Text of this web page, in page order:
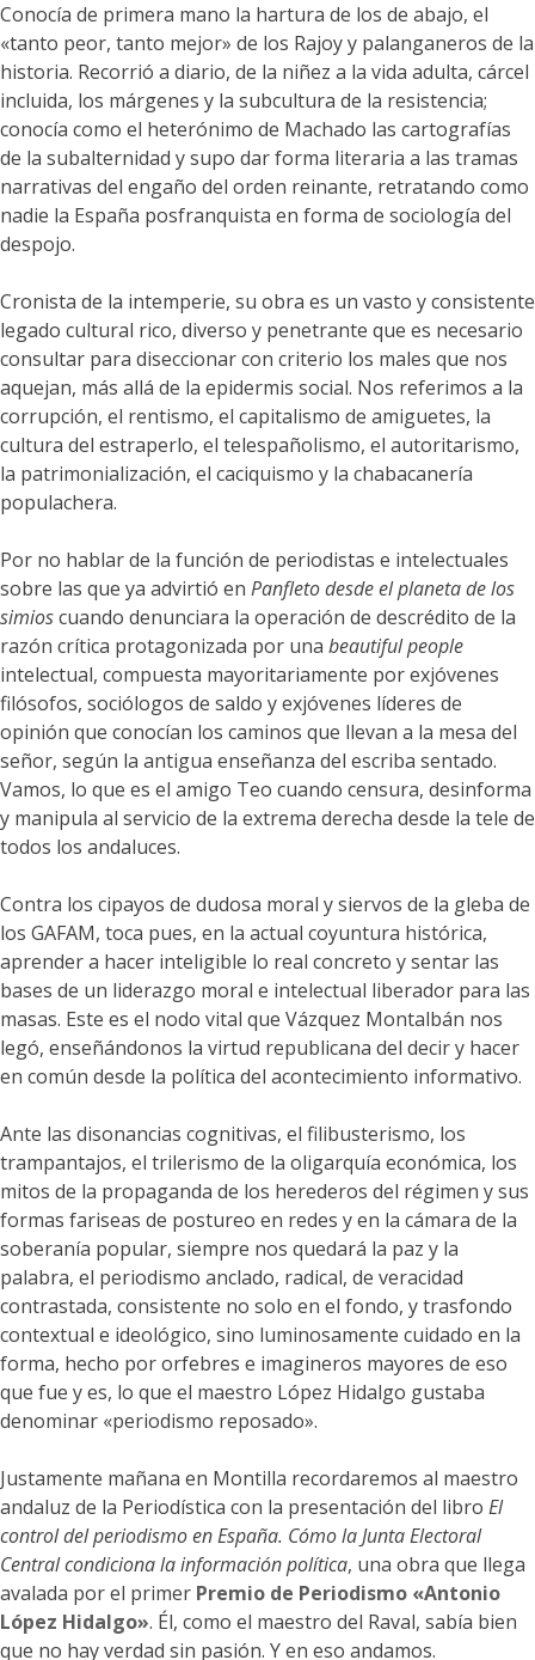
Conocía de primera mano la hartura de los de abajo, el
«tanto peor, tanto mejor» de los Rajoy y palanganeros de la
historia. Recorrió a diario, de la niñez a la vida adulta, cárcel
incluida, los márgenes y la subcultura de la resistencia;
conocía como el heterónimo de Machado las cartografías
de la subalternidad y supo dar forma literaria a las tramas
narrativas del engaño del orden reinante, retratando como
nadie la España posfranquista en forma de sociología del
despojo.
Cronista de la intemperie, su obra es un vasto y consistente
legado cultural rico, diverso y penetrante que es necesario
consultar para diseccionar con criterio los males que nos
aquejan, más allá de la epidermis social. Nos referimos a la
corrupción, el rentismo, el capitalismo de amiguetes, la
cultura del estraperlo, el telespañolismo, el autoritarismo,
la patrimonialización, el caciquismo y la chabacanería
populachera.
Por no hablar de la función de periodistas e intelectuales
sobre las que ya advirtió en Panfleto desde el planeta de los
simioscuando denunciara la operación de descrédito de la
razón crítica protagonizada por una beautiful people
intelectual, compuesta mayoritariamente por exjóvenes
filósofos, sociólogos de saldo y exjóvenes líderes de
opinión que conocían los caminos que llevan a la mesa del
señor, según la antigua enseñanza del escriba sentado.
Vamos, lo que es el amigo Teo cuando censura, desinforma
y manipula al servicio de la extrema derecha desde la tele de
todos los andaluces.
Contra los cipayos de dudosa moral y siervos de la gleba de
los GAFAM, toca pues, en la actual coyuntura histórica,
aprender a hacer inteligible lo real concreto y sentar las
bases de un liderazgo moral e intelectual liberador para las
masas. Este es el nodo vital que Vázquez Montalbán nos
legó, enseñándonos la virtud republicana del decir y hacer
en común desde la política del acontecimiento informativo.
Ante las disonancias cognitivas, el filibusterismo, los
trampantajos, el trilerismo de la oligarquía económica, los
mitos de la propaganda de los herederos del régimen y sus
formas fariseas de postureo en redes y en la cámara de la
soberanía popular, siempre nos quedará la paz y la
palabra, el periodismo anclado, radical, de veracidad
contrastada, consistente no solo en el fondo, y trasfondo
contextual e ideológico, sino luminosamente cuidado en la
forma, hecho por orfebres e imagineros mayores de eso
que fue y es, lo que el maestro López Hidalgo gustaba
denominar «periodismo reposado».
Justamente mañana en Montilla recordaremos al maestro
andaluz de la Periodística con la presentación del libro El
control del periodismo en España. Cómo la Junta Electoral
Central condiciona la información política, una obra que llega
avalada por el primer Premio de Periodismo «Antonio
López Hidalgo». Él, como el maestro del Raval, sabía bien
que no hay verdad sin pasión. Y en eso andamos.